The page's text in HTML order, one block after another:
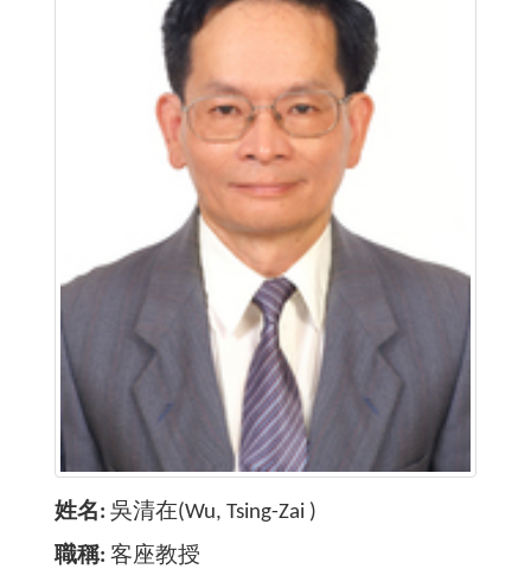
姓名 吳清在(Wu, Tsing-Zai )
職稱 客座教授